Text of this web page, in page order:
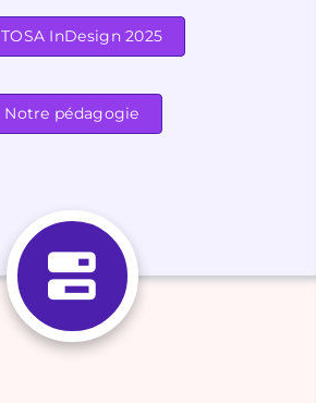
TOSA InDesign 2025
Notre pédagogie